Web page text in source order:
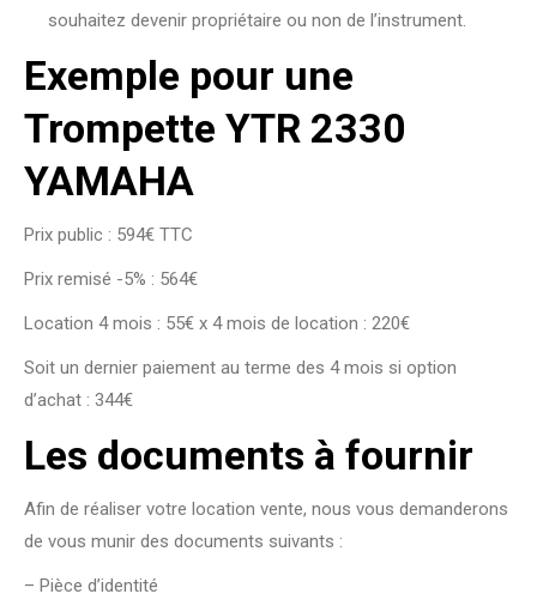
souhaitez devenir propriétaire ou non de l’instrument.
Exemple pour une
Trompette YTR 2330
YAMAHA
Prix public : 594€ TTC
Prix remisé -5% : 564€
Location 4 mois : 55€ x 4 mois de location : 220€
Soit un dernier paiement au terme des 4 mois si option
d’achat : 344€
Les documents à fournir
Afin de réaliser votre location vente, nous vous demanderons
de vous munir des documents suivants :
– Pièce d’identité